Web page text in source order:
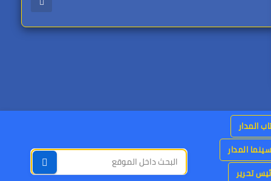
المدار
سينما المدار
تحرير